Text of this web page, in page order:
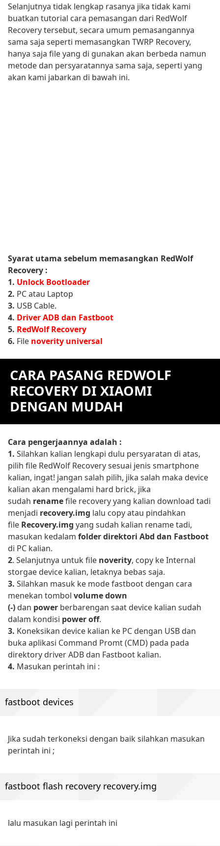
Selanjutnya tidak lengkap rasanya jika tidak kami
buatkan tutorial cara pemasangan dari RedWolf
Recovery tersebut, secara umum pemasangannya
sama saja seperti memasangkan TWRP Recovery,
hanya saja file yang di gunakan akan berbeda namun
metode dan persyaratannya sama saja, seperti yang
akan kami jabarkan di bawah ini.
Syarat utama sebelum memasangkan RedWolf
Recovery :
1. Unlock Bootloader
2. PC atau Laptop
3. USB Cable.
4. Driver ADB dan Fastboot
5. RedWolf Recovery
6. File noverity universal
CARA PASANG REDWOLF
RECOVERY DI XIAOMI
DENGAN MUDAH
Cara pengerjaannya adalah :
1. Silahkan kalian lengkapi dulu persyaratan di atas,
pilih file RedWolf Recovery sesuai jenis smartphone
kalian, ingat! jangan salah pilih, jika salah maka device
kalian akan mengalami hard brick, jika
sudah renamefile recovery yang kalian download tadi
menjadi recovery.img lalu copy atau pindahkan
file Recovery.img yang sudah kalian rename tadi,
masukan kedalam folder direktori Abd dan Fastboot
di PC kalian.
2. Selanjutnya untuk file noverity, copy ke Internal
storgae device kalian, letaknya bebas saja.
3. Silahkan masuk ke mode fastboot dengan cara
menekan tombol volume down
(-) dan power berbarengan saat device kalian sudah
dalam kondisi power off.
3. Koneksikan device kalian ke PC dengan USB dan
buka aplikasi Command Promt (CMD) pada pada
direktory driver ADB dan Fastboot kalian.
4. Masukan perintah ini :
fastboot devices
Jika sudah terkoneksi dengan baik silahkan masukan
perintah ini ;
fastboot flash recovery recovery.img
lalu masukan lagi perintah ini